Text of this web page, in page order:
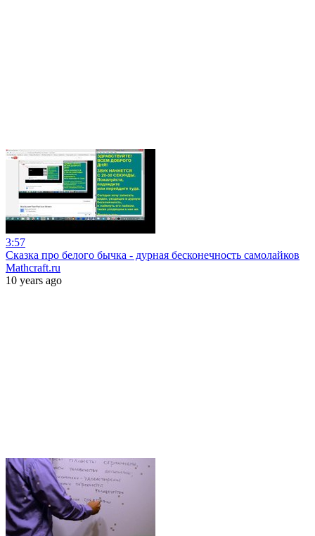
3:57
Сказка про белого бычка - дурная бесконечность самолайков
Mathcraft.ru
10 years ago